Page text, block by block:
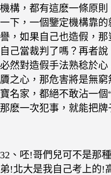
機構，都有這麽一條原
一下，一個鑒定機構靠
譽，如果自己也造假，
自己當裁判了嗎？再者說
必然對造假手法熟稔於
贗之心，那危害將是無
寶名家，都絕不敢沾一
那麽一次犯事，就能把牌
32、呸!哥們兒可不是那
弟!北大是我自己考上的!